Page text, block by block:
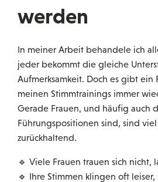
werden
In meiner Arbeit behandele ich
jeder bekommt die gleiche
Aufmerksamkeit. Doch es gibt ein
meinen Stimmtrainings immer
Gerade Frauen, und häufig auch
Führungspositionen sind, sind
zurückhaltend.
🔹 Viele Frauen trauen sich nicht,
🔹 Ihre Stimmen klingen oft